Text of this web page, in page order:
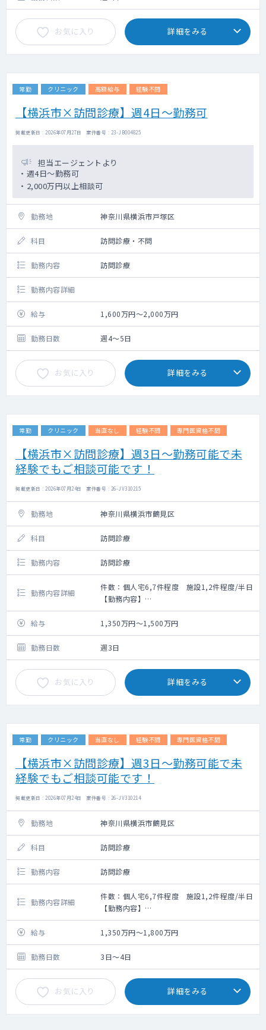
お気に入り 詳細をみる
常勤 クリニック 高額給与 経験不問
【横浜市×訪問診療】週4日～勤務可
掲載更新日 : 2026年07月27日 案件番号 : 23-JB004825
担当エージェントより
・週4日～勤務可
・2,000万円以上相談可
勤務地 神奈川県横浜市戸塚区
科目 訪問診療・不問
勤務内容 訪問診療
勤務内容詳細
給与 1,600万円～2,000万円
勤務日数 週4～5日
お気に入り 詳細をみる
常勤 クリニック 当直なし 経験不問 専門医資格不問
【横浜市×訪問診療】週3日～勤務可能で未
経験でもご相談可能です！
掲載更新日 : 2026年07月24日 案件番号 : 26-JV310215
勤務地 神奈川県横浜市鶴見区
科目 訪問診療
勤務内容 訪問診療
勤務内容詳細
件数：個人宅6,7件程度 施設1,2件程度/半日
【勤務内容】
対応疾患：ほとんどが慢性期疾患の患者さん
です。一部、認知症、難病、ガン末期の患者
さんがいらっしゃいます
対応内容：在宅酸素療法、尿道カテーテル、
胃瘻管理の必要な方の他、在宅中心静脈栄養
療法、人工呼吸器装着、腹膜透析管理などの
特殊な処置を必要とする方にも訪問診療を行
っております。
体制：医師＋常勤救急救命士（＋看護師）の2
す
です
夜間待機：出動毎に、5,000円/回
給与 1,350万円～1,500万円
勤務日数 週3日
お気に入り 詳細をみる
常勤 クリニック 当直なし 経験不問 専門医資格不問
【横浜市×訪問診療】週3日～勤務可能で未
経験でもご相談可能です！
掲載更新日 : 2026年07月24日 案件番号 : 26-JV310214
勤務地 神奈川県横浜市鶴見区
科目 訪問診療
勤務内容 訪問診療
勤務内容詳細
件数：個人宅6,7件程度 施設1,2件程度/半日
【勤務内容】
対応疾患：ほとんどが慢性期疾患の患者さん
です。一部、認知症、難病、ガン末期の患者
さんがいらっしゃいます
対応内容：在宅酸素療法、尿道カテーテル、
胃瘻管理の必要な方の他、在宅中心静脈栄養
療法、人工呼吸器装着、腹膜透析管理などの
特殊な処置を必要とする方にも訪問診療を行
っております。
体制：医師＋常勤救急救命士（＋看護師）の2
給与 1,350万円～1,800万円
勤務日数 3日～4日
お気に入り 詳細をみる